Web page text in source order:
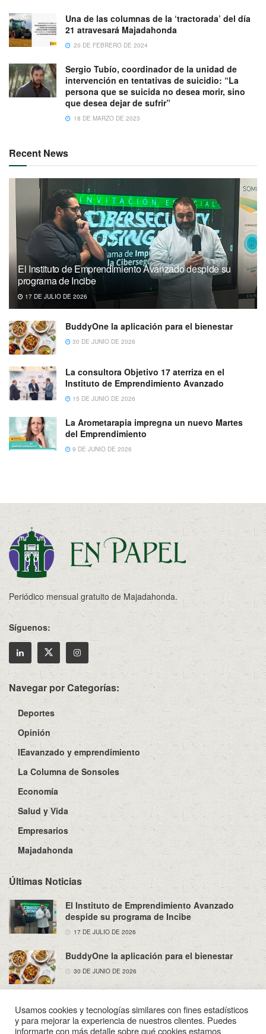
Una de las columnas de la ‘tractorada’ del día
21 atravesará Majadahonda
20 DE FEBRERO DE 2024
Sergio Tubío, coordinador de la unidad de
intervención en tentativas de suicidio: “La
persona que se suicida no desea morir, sino
que desea dejar de sufrir”
18 DE MARZO DE 2023
Recent News
El Instituto de Emprendimiento Avanzado despide su
programa de Incibe
17 DE JULIO DE 2026
BuddyOne la aplicación para el bienestar
30 DE JUNIO DE 2026
La consultora Objetivo 17 aterriza en el
Instituto de Emprendimiento Avanzado
15 DE JUNIO DE 2026
La Arometarapia impregna un nuevo Martes
del Emprendimiento
9 DE JUNIO DE 2026
Periódico mensual gratuito de Majadahonda.
Síguenos:
Navegar por Categorías:
Deportes
Opinión
IEavanzado y emprendimiento
La Columna de Sonsoles
Economía
Salud y Vida
Empresarios
Majadahonda
Últimas Noticias
El Instituto de Emprendimiento Avanzado
despide su programa de Incibe
17 DE JULIO DE 2026
BuddyOne la aplicación para el bienestar
30 DE JUNIO DE 2026
Usamos cookies y tecnologías similares con fines estadísticos
y para mejorar la experiencia de nuestros clientes. Puedes
informarte con más detalle sobre qué cookies estamos